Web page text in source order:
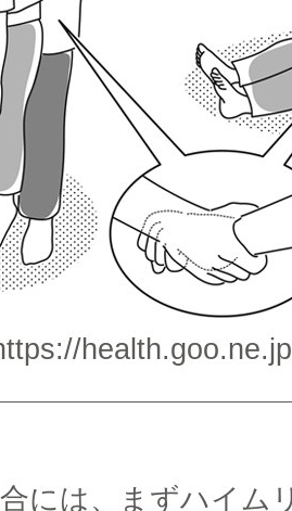
には、まずハイム